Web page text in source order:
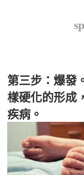
第三步：爆發
樣硬化的形成
疾病。